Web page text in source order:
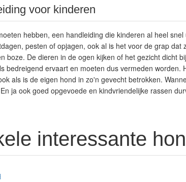
voor kinderen
hebben, een handleiding die kinderen al heel
pesten of opjagen, ook al is het voor de grap dat
boze. De dieren in de ogen kijken of het gezicht dicht
bedreigend ervaart en moeten dus vermeden worden.
als is de eigen hond in zo'n gevecht betrokken.
ja ook goed opgevoede en kindvriendelijke rassen
interessante